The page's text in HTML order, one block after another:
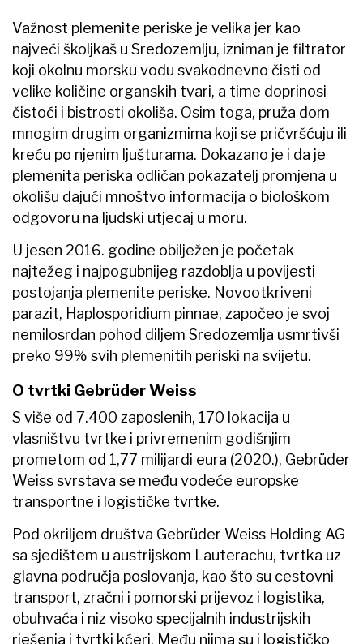
Važnost plemenite periske je velika jer kao
najveći školjkaš u Sredozemlju, izniman je filtrator
koji okolnu morsku vodu svakodnevno čisti od
velike količine organskih tvari, a time doprinosi
čistoći i bistrosti okoliša. Osim toga, pruža dom
mnogim drugim organizmima koji se pričvršćuju ili
kreću po njenim ljušturama. Dokazano je i da je
plemenita periska odličan pokazatelj promjena u
okolišu dajući mnoštvo informacija o biološkom
odgovoru na ljudski utjecaj u moru.
U jesen 2016. godine obilježen je početak
najtežeg i najpogubnijeg razdoblja u povijesti
postojanja plemenite periske. Novootkriveni
parazit, Haplosporidium pinnae, započeo je svoj
nemilosrdan pohod diljem Sredozemlja usmrtivši
preko 99% svih plemenitih periski na svijetu.
O tvrtki Gebrüder Weiss
S više od 7.400 zaposlenih, 170 lokacija u
vlasništvu tvrtke i privremenim godišnjim
prometom od 1,77 milijardi eura (2020.), Gebrüder
Weiss svrstava se među vodeće europske
transportne i logističke tvrtke.
Pod okriljem društva Gebrüder Weiss Holding AG
sa sjedištem u austrijskom Lauterachu, tvrtka uz
glavna područja poslovanja, kao što su cestovni
transport, zračni i pomorski prijevoz i logistika,
obuhvaća i niz visoko specijalnih industrijskih
rješenja i tvrtki kćeri. Među njima su i logističko